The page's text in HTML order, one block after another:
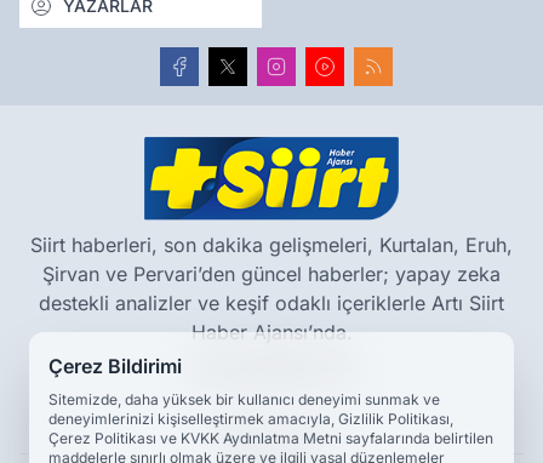
YAZARLAR
Siirt haberleri, son dakika gelişmeleri, Kurtalan, Eruh,
Şirvan ve Pervari’den güncel haberler; yapay zeka
destekli analizler ve keşif odaklı içeriklerle Artı Siirt
Haber Ajansı’nda.
Hakkımızda
Çerez Bildirimi
Sitemizde, daha yüksek bir kullanıcı deneyimi sunmak ve
deneyimlerinizi kişiselleştirmek amacıyla, Gizlilik Politikası,
Çerez Politikası ve KVKK Aydınlatma Metni sayfalarında belirtilen
maddelerle sınırlı olmak üzere ve ilgili yasal düzenlemeler